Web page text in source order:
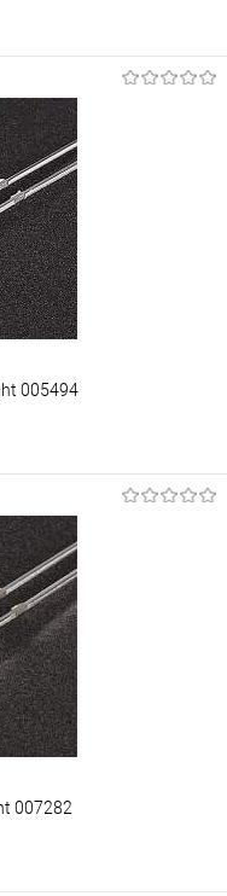
Уточняйте наличие у
005494
Уточняйте наличие у
007282